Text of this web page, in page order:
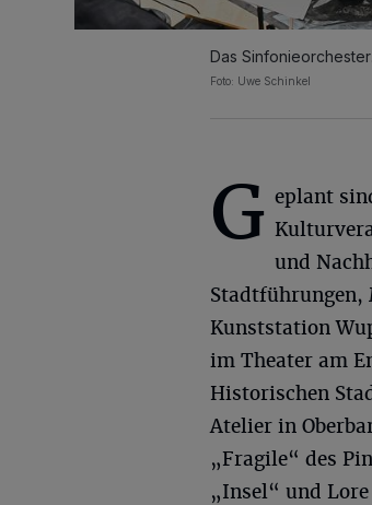
Das Sinfonieorchester.
Foto: Uwe Schinkel
G eplant
und
Stadtführungen,
Kunststation
im Theater am
Historischen
Atelier in
„Fragile“ des
„Insel“ und